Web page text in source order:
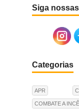
Siga
Categorias
APR
COMBATE A